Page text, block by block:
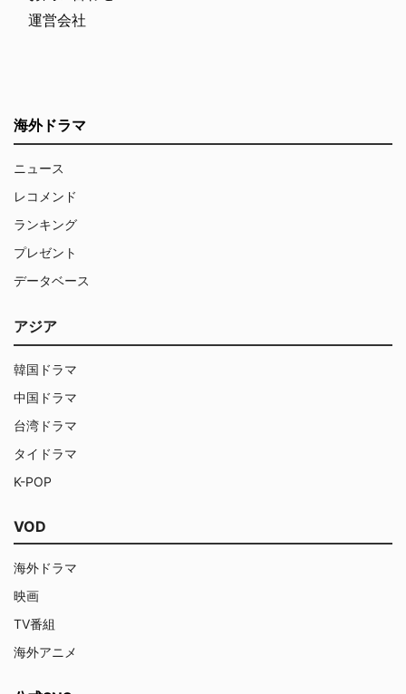
運営会社
海外ドラマ
ニュース
レコメンド
ランキング
プレゼント
データベース
アジア
韓国ドラマ
中国ドラマ
台湾ドラマ
タイドラマ
K-POP
VOD
海外ドラマ
映画
TV番組
海外アニメ